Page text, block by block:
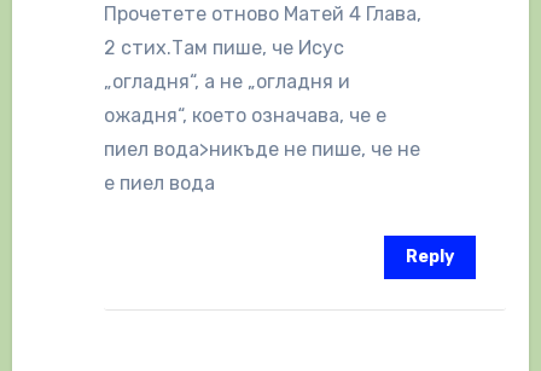
Прочетете отново Матей 4 Глава,
2 стих.Там пише, че Исус
„огладня“, а не „огладня и
ожадня“, което означава, че е
пиел вода>никъде не пише, че не
е пиел вода
Reply